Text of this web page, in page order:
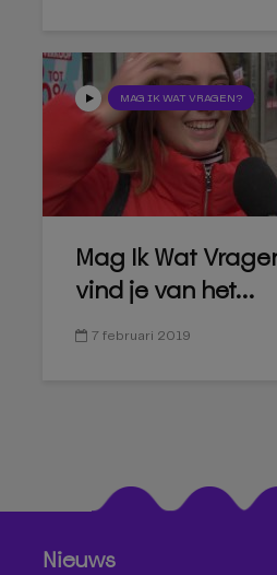
MAG IK WAT VRAGEN?
Mag Ik Wat
vind je van het...
7 februari 2019
Nieuws